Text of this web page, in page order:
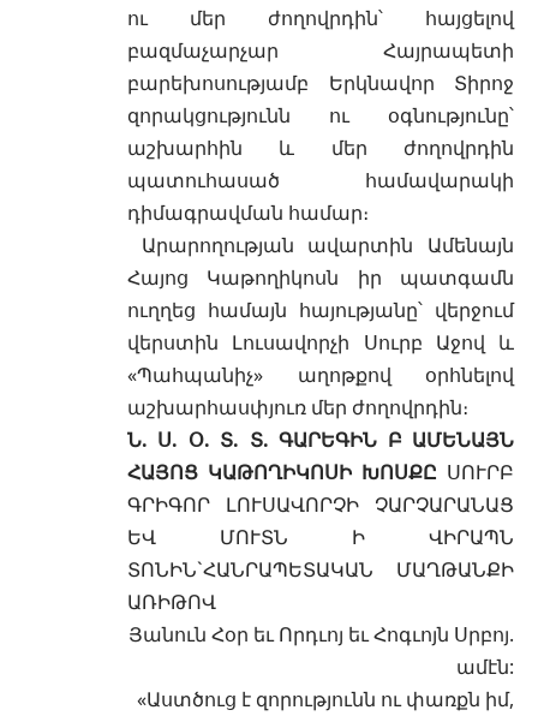
ու մեր ժողովրդին՝ հայցելով
բազմաչարչար Հայրապետի
բարեխոսությամբ Երկնավոր Տիրոջ
զորակցությունն ու օգնությունը՝
աշխարհին և մեր ժողովրդին
պատուհասած համավարակի
դիմագրավման համար։
Արարողության ավարտին Ամենայն
Հայոց Կաթողիկոսն իր պատգամն
ուղղեց համայն հայությանը՝ վերջում
վերստին Լուսավորչի Սուրբ Աջով և
«Պահպանիչ» աղոթքով օրհնելով
աշխարհասփյուռ մեր ժողովրդին։
Ն. Ս. Օ. Տ. Տ. ԳԱՐԵԳԻՆ Բ ԱՄԵՆԱՅՆ
ՀԱՅՈՑ ԿԱԹՈՂԻԿՈՍԻ ԽՈՍՔԸ ՍՈՒՐԲ
ԳՐԻԳՈՐ ԼՈՒՍԱՎՈՐՉԻ ՉԱՐՉԱՐԱՆԱՑ
ԵՎ ՄՈՒՏՆ Ի ՎԻՐԱՊՆ
ՏՈՆԻՆ`ՀԱՆՐԱՊԵՏԱԿԱՆ ՄԱՂԹԱՆՔԻ
ԱՌԻԹՈՎ
Յանուն Հօր եւ Որդւոյ եւ Հոգւոյն Սրբոյ.
ամէն:
«Աստծուց է զորությունն ու փառքն իմ,